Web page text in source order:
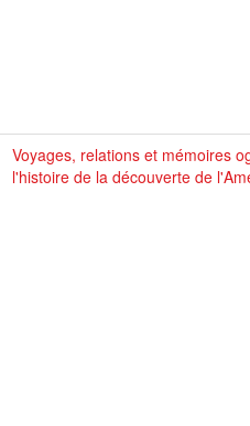
Voyages, relations et mémoires
l'histoire de la découverte de